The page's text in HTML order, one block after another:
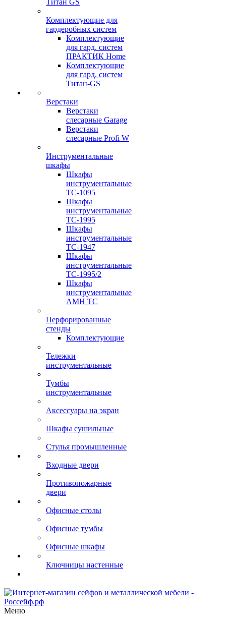
Титан GS
Комплектующие для
гардеробных систем
Комплектующие
для гард. систем
ПРАКТИК Home
Комплектующие
для гард. систем
Титан-GS
Верстаки
Верстаки
слесарные Garage
Верстаки
слесарные Profi W
Инструментальные
шкафы
Шкафы
инструментальные
TC-1095
Шкафы
инструментальные
TC-1995
Шкафы
инструментальные
TC-1947
Шкафы
инструментальные
TC-1995/2
Шкафы
инструментальные
AMH TC
Перфорированные
стенды
Комплектующие
Тележки
инструментальные
Тумбы
инструментальные
Аксессуары на экран
Шкафы сушильные
Стулья промышленные
Входные двери
Противопожарные
двери
Офисные столы
Офисные тумбы
Офисные шкафы
Ключницы настенные
Меню